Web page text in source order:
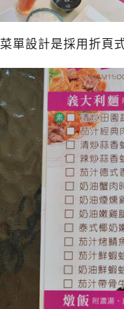
菜單設計是採用折頁